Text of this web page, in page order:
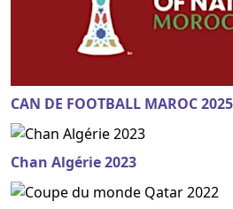
CAN DE FOOTBALL MAROC 2025
Chan Algérie 2023